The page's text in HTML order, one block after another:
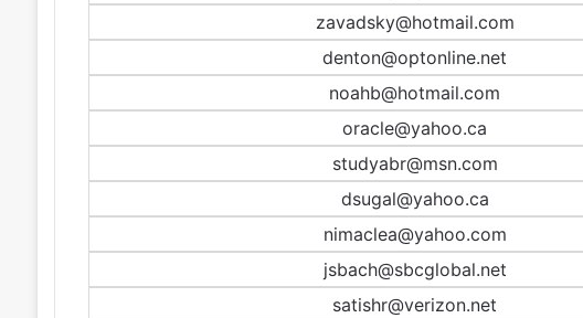
zavadsky@hotmail.com
denton@optonline.net
noahb@hotmail.com
oracle@yahoo.ca
studyabr@msn.com
dsugal@yahoo.ca
nimaclea@yahoo.com
jsbach@sbcglobal.net
satishr@verizon.net